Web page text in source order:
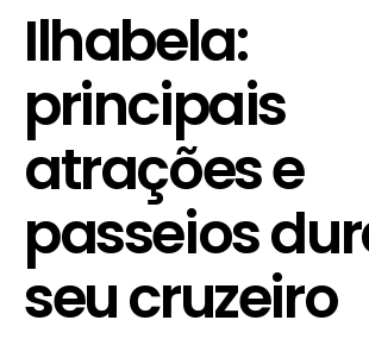
Ilhabela:
principais
atrações e
passeios
seu cruzeiro